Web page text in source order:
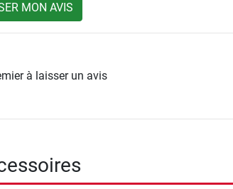
MON AVIS
à laisser un avis